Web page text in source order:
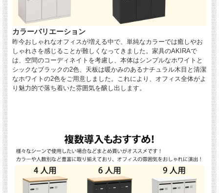
カラーバリエーション
昨今おしゃれなオフィスが増える中で、単純なカラーでは癒しやお
しゃれさを感じることが難しくなってきました。家具のAKIRAで
は、空間のコーディネイトを考慮し、本体はシンプルなホワイトと
シックなブラックの2色、天板は暖かみのあるナチュラル木目と清潔
なホワイトの2色をご用意しました。これにより、オフィス全体がよ
り魅力的で落ち着いた雰囲気を醸し出します。